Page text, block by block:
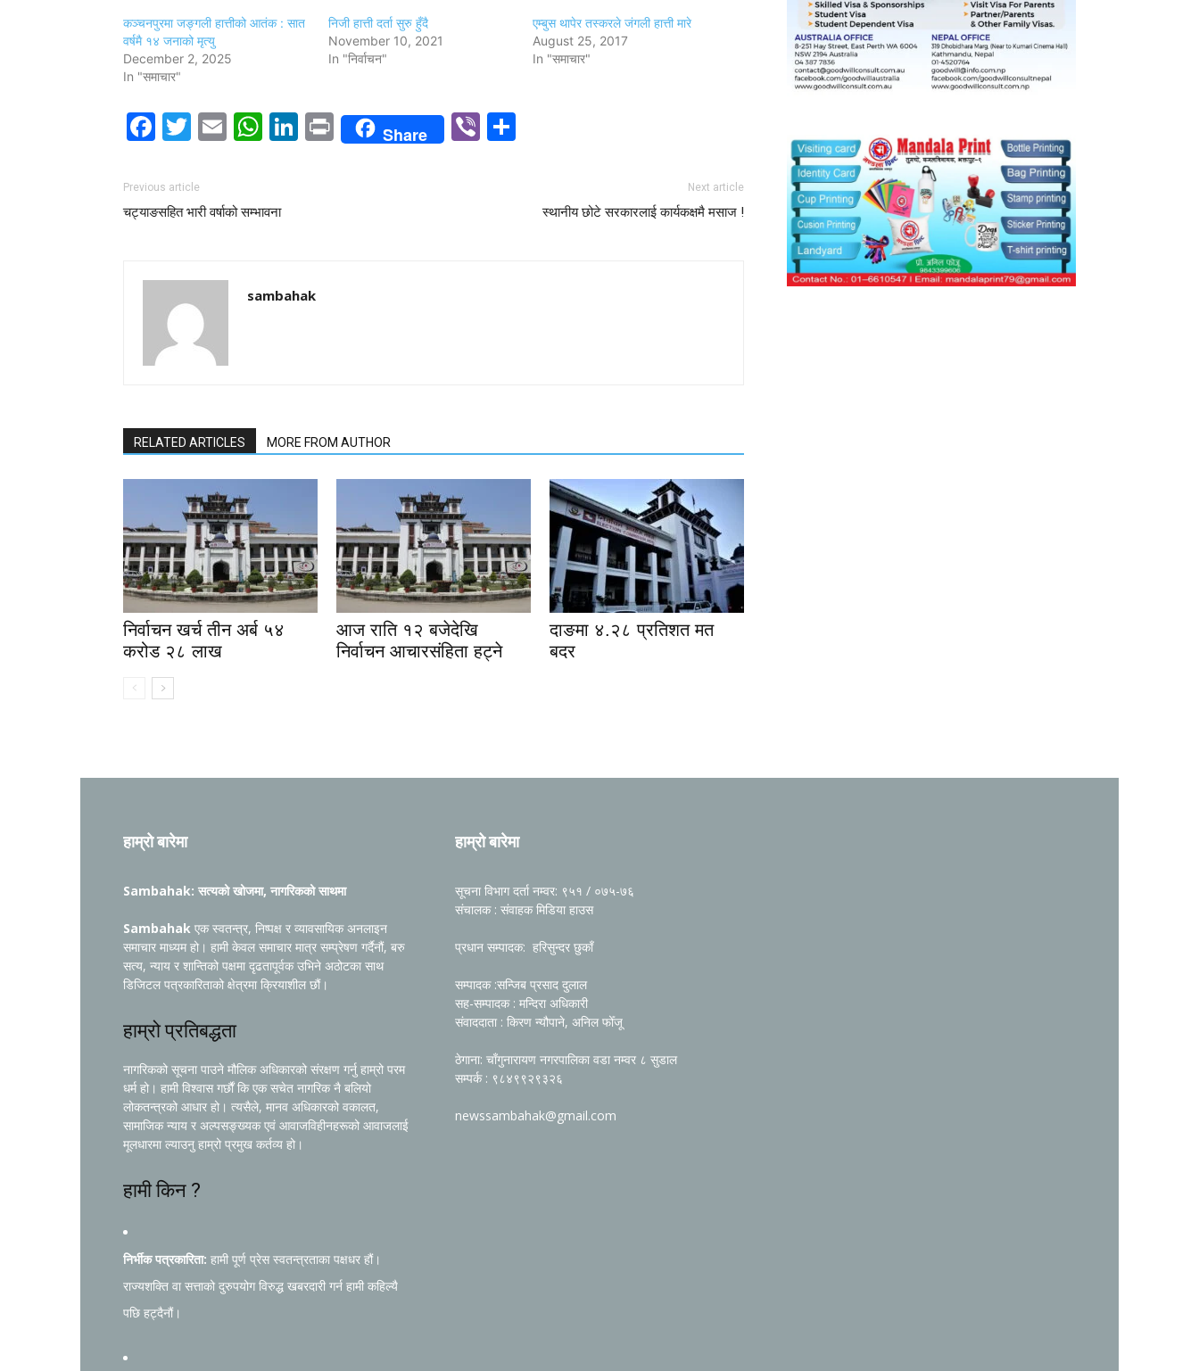
कञ्चनपुरमा जङ्गली हात्तीको आतंक : सात
वर्षमै १४ जनाको मृत्यु
December 2, 2025
In "समाचार"
निजी हात्ती दर्ता सुरु हुँदै
November 10, 2021
In "निर्वाचन"
एम्बुस थापेर तस्करले जंगली हात्ती मारे
August 25, 2017
In "समाचार"
Facebook
Twitter
EmailWhatsApp
LinkedIn
PrintShare Viber
Previous article
चट्याङसहित भारी वर्षाको सम्भावना
Next article
स्थानीय छोटे सरकारलाई कार्यकक्षमै मसाज !
sambahak
RELATED ARTICLES MORE FROM AUTHOR
निर्वाचन खर्च तीन अर्ब ५४
करोड २८ लाख
आज राति १२ बजेदेखि
निर्वाचन आचारसंहिता हट्ने
दाङमा ४.२८ प्रतिशत मत
बदर
हाम्रो बारेमा
Sambahak: सत्यको खोजमा, नागरिकको साथमा
Sambahak एक स्वतन्त्र, निष्पक्ष र व्यावसायिक अनलाइन
समाचार माध्यम हो। हामी केवल समाचार मात्र सम्प्रेषण गर्दैनौं, बरु
सत्य, न्याय र शान्तिको पक्षमा दृढतापूर्वक उभिने अठोटका साथ
डिजिटल पत्रकारिताको क्षेत्रमा क्रियाशील छौं।
हाम्रो प्रतिबद्धता
नागरिकको सूचना पाउने मौलिक अधिकारको संरक्षण गर्नु हाम्रो परम
धर्म हो। हामी विश्वास गर्छौं कि एक सचेत नागरिक नै बलियो
लोकतन्त्रको आधार हो। त्यसैले, मानव अधिकारको वकालत,
सामाजिक न्याय र अल्पसङ्ख्यक एवं आवाजविहीनहरूको आवाजलाई
मूलधारमा ल्याउनु हाम्रो प्रमुख कर्तव्य हो।
हामी किन ?
निर्भीक पत्रकारिता: हामी पूर्ण प्रेस स्वतन्त्रताका पक्षधर हौं।
राज्यशक्ति वा सत्ताको दुरुपयोग विरुद्ध खबरदारी गर्न हामी कहिल्यै
पछि हट्दैनौं।
हाम्रो बारेमा
सूचना विभाग दर्ता नम्वर: ९५१ / ०७५-७६
संचालक : संवाहक मिडिया हाउस
प्रधान सम्पादक: हरिसुन्दर छुकाँ
सम्पादक :सन्जिब प्रसाद दुलाल
सह-सम्पादक : मन्दिरा अधिकारी
संवाददाता : किरण न्यौपाने, अनिल फोँजू
ठेगाना: चाँगुनारायण नगरपालिका वडा नम्वर ८ सुडाल
सम्पर्क : ९८४९९२९३२६
newssambahak@gmail.com